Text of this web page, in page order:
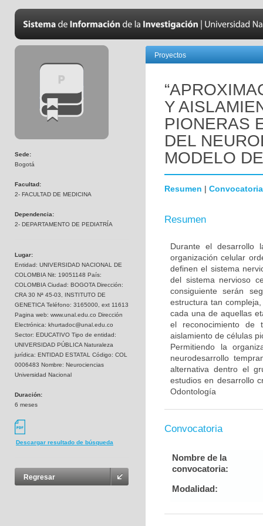
Sede:
Bogotá
Facultad:
2- FACULTAD DE MEDICINA
Dependencia:
2- DEPARTAMENTO DE PEDIATRÍA
Lugar:
Entidad: UNIVERSIDAD NACIONAL DE
COLOMBIA Nit: 19051148 País:
COLOMBIA Ciudad: BOGOTA Dirección:
CRA 30 Nª 45-03, INSTITUTO DE
GENETICA Teléfono: 3165000, ext 11613
Pagina web: www.unal.edu.co Dirección
Electrónica: khurtadoc@unal.edu.co
Sector: EDUCATIVO Tipo de entidad:
UNIVERSIDAD PÚBLICA Naturaleza
jurídica: ENTIDAD ESTATAL Código: COL
0006483 Nombre: Neurociencias
Universidad Nacional
Duración:
6 meses
Descargar resultado de búsqueda
Regresar
Proyectos
Y
PIONERAS
DEL
MODELO
Resumen | Convocatoria
Resumen
Durante el desarrollo
organización celular
definen el sistema
del sistema nervioso
consiguiente serán
estructura tan
cada una de aquellas
el reconocimiento de
aislamiento de células
Permitiendo la
neurodesarrollo
alternativa dentro el
estudios en desarrollo
Odontología
Convocatoria
Nombre de la
convocatoria:
Modalidad: